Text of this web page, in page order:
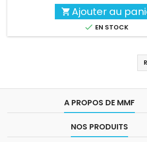
 Ajouter au
 EN STOCK
A PROPOS DE MMF
NOS PRODUITS